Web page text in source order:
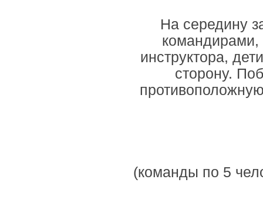
На середину
командирами,
инструктора,
сторону.
(команды по 5